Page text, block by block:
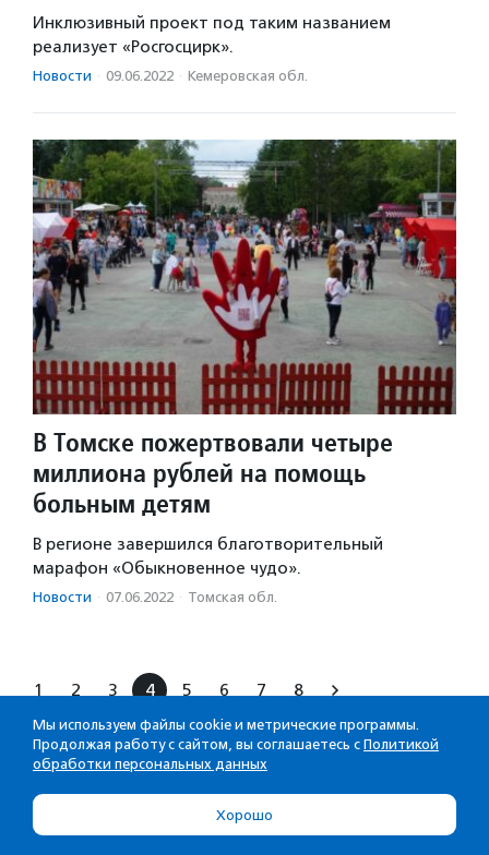
Инклюзивный проект под таким названием
реализует «Росгосцирк».
Новости · 09.06.2022 · Кемеровская обл.
В Томске пожертвовали четыре
миллиона рублей на помощь
больным детям
В регионе завершился благотворительный
марафон «Обыкновенное чудо».
Новости · 07.06.2022 · Томская обл.
1 2 3 4 5 6 7 8
Мы используем файлы cookie и метрические программы.
Продолжая работу с сайтом, вы соглашаетесь с Политикой
обработки персональных данных
Хорошо